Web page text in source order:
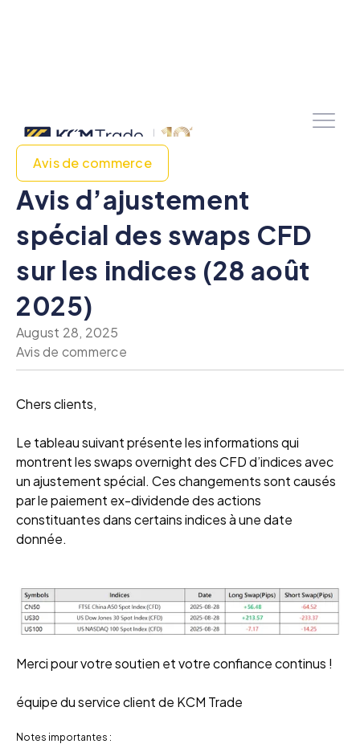
Avis de commerce
Avis d’ajustement
spécial des swaps CFD
sur les indices (28 août
2025)
August 28, 2025
Avis de commerce
Chers clients,
Le tableau suivant présente les informations qui
montrent les swaps overnight des CFD d’indices avec
un ajustement spécial. Ces changements sont causés
par le paiement ex-dividende des actions
constituantes dans certains indices à une date
donnée.
Merci pour votre soutien et votre confiance continus !
équipe du service client de KCM Trade
Notes importantes :